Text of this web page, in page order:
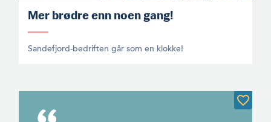
Mer brødre enn noen gang!
Sandefjord-bedriften går som en klokke!